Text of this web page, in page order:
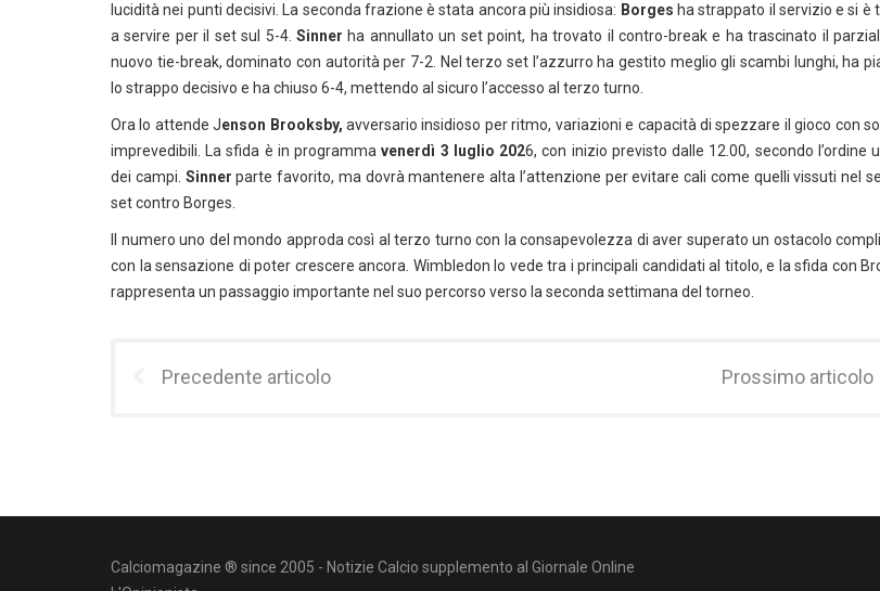
lucidità nei punti decisivi. La seconda frazione è stata ancora più insidiosa: Borges ha strappato il servizio e si è
a servire per il set sul 5-4.Sinner ha annullato un set point, ha trovato il contro-break e ha trascinato il
nuovo tie-break, dominato con autorità per 7-2. Nel terzo set l’azzurro ha gestito meglio gli scambi lunghi, ha
lo strappo decisivo e ha chiuso 6-4, mettendo al sicuro l’accesso al terzo turno.
Ora lo attende Jenson Brooksby, avversario insidioso per ritmo, variazioni e capacità di spezzare il gioco con
imprevedibili. La sfida è in programmavenerdì 3 luglio 2026, con inizio previsto dalle 12.00, secondo l’ordine
dei campi. Sinner parte favorito, ma dovrà mantenere alta l’attenzione per evitare cali come quelli vissuti nel
set contro Borges.
Il numero uno del mondo approda così al terzo turno con la consapevolezza di aver superato un ostacolo
con la sensazione di poter crescere ancora. Wimbledon lo vede tra i principali candidati al titolo, e la sfida con
rappresenta un passaggio importante nel suo percorso verso la seconda settimana del torneo.
Precedente articolo Prossimo articolo
Calciomagazine ® since 2005 - Notizie Calcio supplemento al Giornale Online